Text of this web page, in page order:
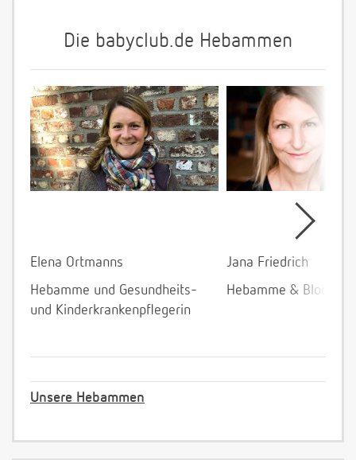
Die babyclub.de Hebammen
Elena Ortmanns
Hebamme und Gesundheits-
und Kinderkrankenpflegerin
Jana Friedrich
Hebamme &
Unsere Hebammen